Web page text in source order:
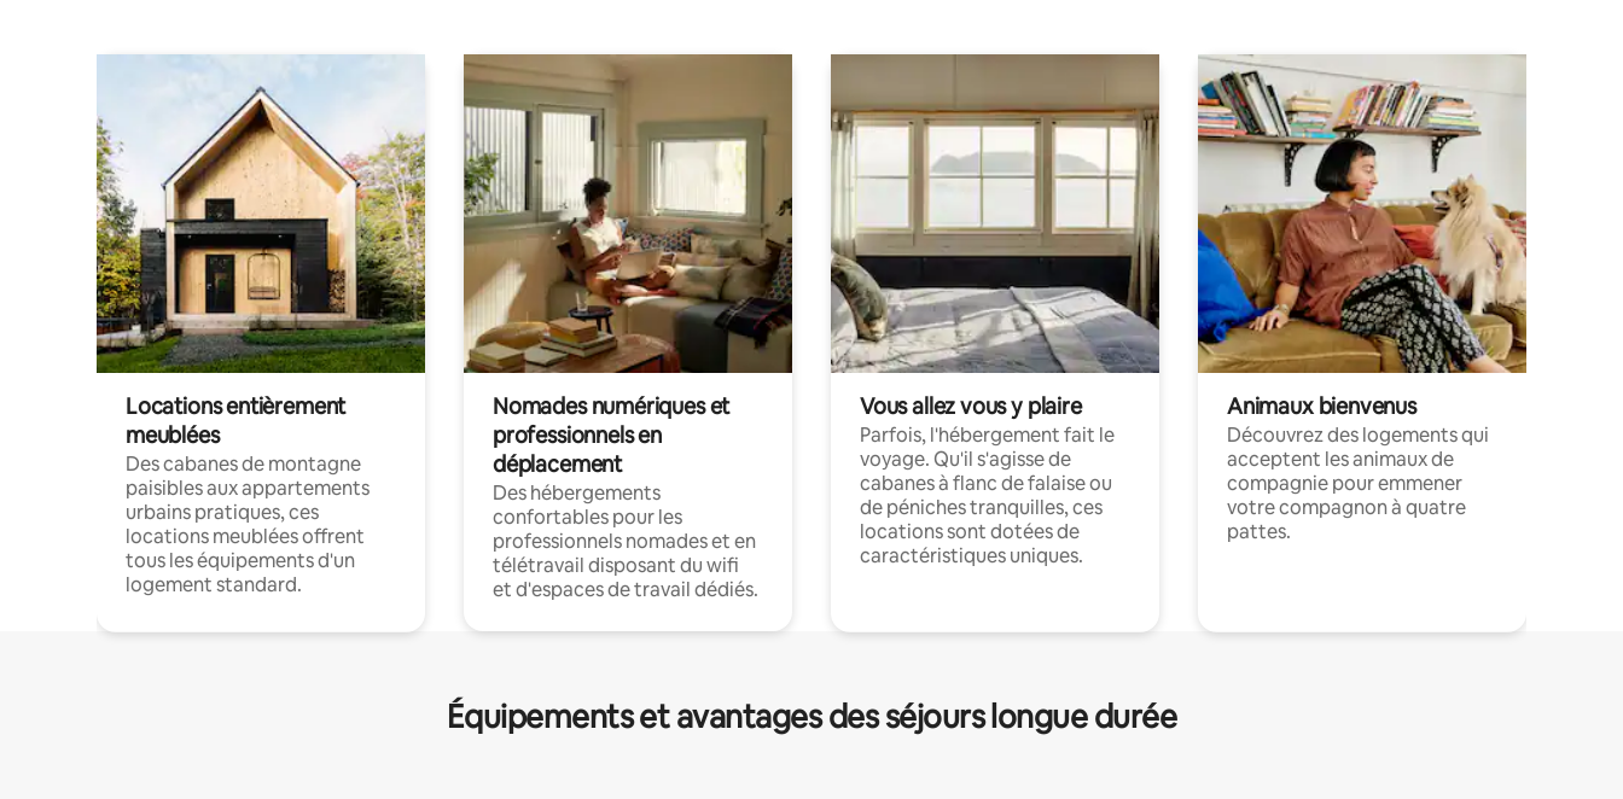
Locations entièrement
meublées
Des cabanes de montagne
paisibles aux appartements
urbains pratiques, ces
locations meublées offrent
tous les équipements d'un
logement standard.
Nomades numériques et
professionnels en
déplacement
Des hébergements
confortables pour les
professionnels nomades et en
télétravail disposant du wifi
et d'espaces de travail dédiés.
Vous allez vous y plaire
Parfois, l'hébergement fait le
voyage. Qu'il s'agisse de
cabanes à flanc de falaise ou
de péniches tranquilles, ces
locations sont dotées de
caractéristiques uniques.
Animaux bienvenus
Découvrez des logements qui
acceptent les animaux de
compagnie pour emmener
votre compagnon à quatre
pattes.
Équipements et avantages des séjours longue durée